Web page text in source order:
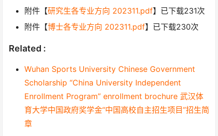
附件【研究生各专业方向 202311.pdf】已下载231次
附件【博士各专业方向 202311.pdf】已下载230次
Related :
Wuhan Sports University Chinese Government
Scholarship “China University Independent
Enrollment Program” enrollment brochure 武汉体
育大学中国政府奖学金“中国高校自主招生项目”招生简
章